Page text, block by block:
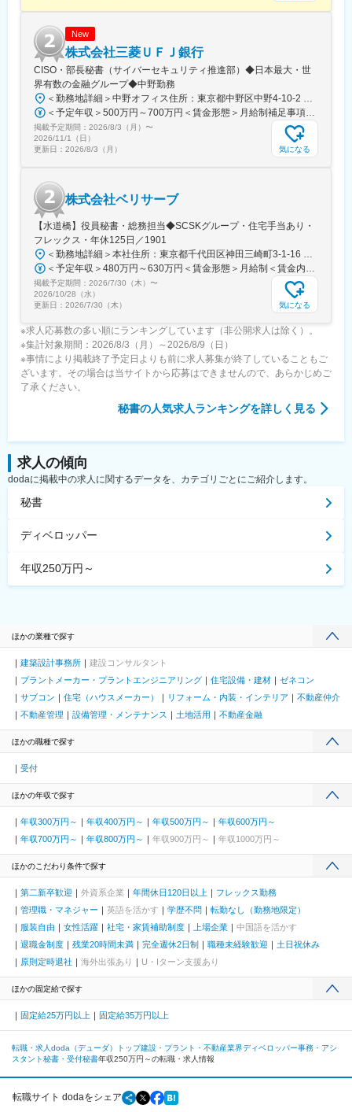
この先も札幌市を中心に事業展開を行い、札幌の街づくりに大き
な役割を果たす企業として力を尽くしていきます。
New
株式会社三菱ＵＦＪ銀行
CISO・部長秘書（サイバーセキュリティ推進部）◆日本最大・世
界有数の金融グループ◆中野勤務
＜勤務地詳細＞中野オフィス住所：東京都中野区中野4‐10‐2 中野セントラルパークサウス勤務地最寄駅：東京メトロ東西線／中野駅受動喫煙対策：屋内全面禁煙変更の範囲：会社の定める事業所（リモートワーク含む）
＜予定年収＞500万円～700万円＜賃金形態＞月給制補足事項なし＜賃金内訳＞月額（基本給）：200,000円～255,000円＜月給＞200,000円～255,000円＜昇給有無＞有＜残業手当＞有＜給与補足＞※給与詳細は経験、前職の年収、同行基準テーブルを考慮の上決定します（同行規定による提示）。賃金はあくまでも目安の金額であり、選考を通じて上下する可能性があります。月給(月額)は固定手当を含めた表記です。
掲載予定期間： 2026/8/3（月） 〜
2026/11/1（日）
更新日： 2026/8/3（月） 気になる
株式会社ベリサーブ
【水道橋】役員秘書・総務担当◆SCSKグループ・住宅手当あり・
フレックス・年休125日／1901
＜勤務地詳細＞本社住所：東京都千代田区神田三崎町3-1-16 神保町北東急ビル9F勤務地最寄駅：JR総武線／水道橋駅受動喫煙対策：屋内全面禁煙
＜予定年収＞480万円～630万円＜賃金形態＞月給制＜賃金内訳＞月額（基本給）：240,000円～297,000円＜月給＞240,000円～297,000円＜昇給有無＞有＜残業手当＞有＜給与補足＞■賞与：年2回 2025年度実績：5.9ヶ月■昇給：年1回賃金はあくまでも目安の金額であり、選考を通じて上下する可能性があります。月給(月額)は固定手当を含めた表記です。
掲載予定期間： 2026/7/30（木） 〜
2026/10/28（水）
更新日： 2026/7/30（木） 気になる
※求人応募数の多い順にランキングしています（非公開求人は除く）。
※集計対象期間：2026/8/3（月）～2026/8/9（日）
※事情により掲載終了予定日よりも前に求人募集が終了していることもご
ざいます。その場合は当サイトから応募はできませんので、あらかじめご
了承ください。
秘書の人気求人ランキングを詳しく見る
求人の傾向
dodaに掲載中の求人に関するデータを、カテゴリごとにご紹介します。
秘書
ディベロッパー
年収250万円～
ほかの業種で探す
建築設計事務所
建設コンサルタント
プラントメーカー・プラントエンジニアリング
住宅設備・建材
ゼネコン
サブコン
住宅（ハウスメーカー） リフォーム・内装・インテリア
不動産仲介
不動産管理
設備管理・メンテナンス 土地活用 不動産金融
ほかの職種で探す
受付
ほかの年収で探す
年収300万円～ 年収400万円～ 年収500万円～
年収600万円～
年収700万円～
年収800万円～ 年収900万円～ 年収1000万円～
ほかのこだわり条件で探す
第二新卒歓迎 外資系企業 年間休日120日以上
フレックス勤務
管理職・マネジャー
英語を活かす 学歴不問
転勤なし（勤務地限定）
服装自由
女性活躍 社宅・家賃補助制度 上場企業
中国語を活かす
退職金制度
残業20時間未満 完全週休2日制 職種未経験歓迎
土日祝休み
原則定時退社
海外出張あり U・Iターン支援あり
ほかの固定給で探す
固定給25万円以上 固定給35万円以上
転職・求人doda（デューダ）トップ建設・プラント・不動産業界ディベロッパー事務・アシ
スタント秘書・受付秘書年収250万円～の転職・求人情報
転職サイト dodaをシェア